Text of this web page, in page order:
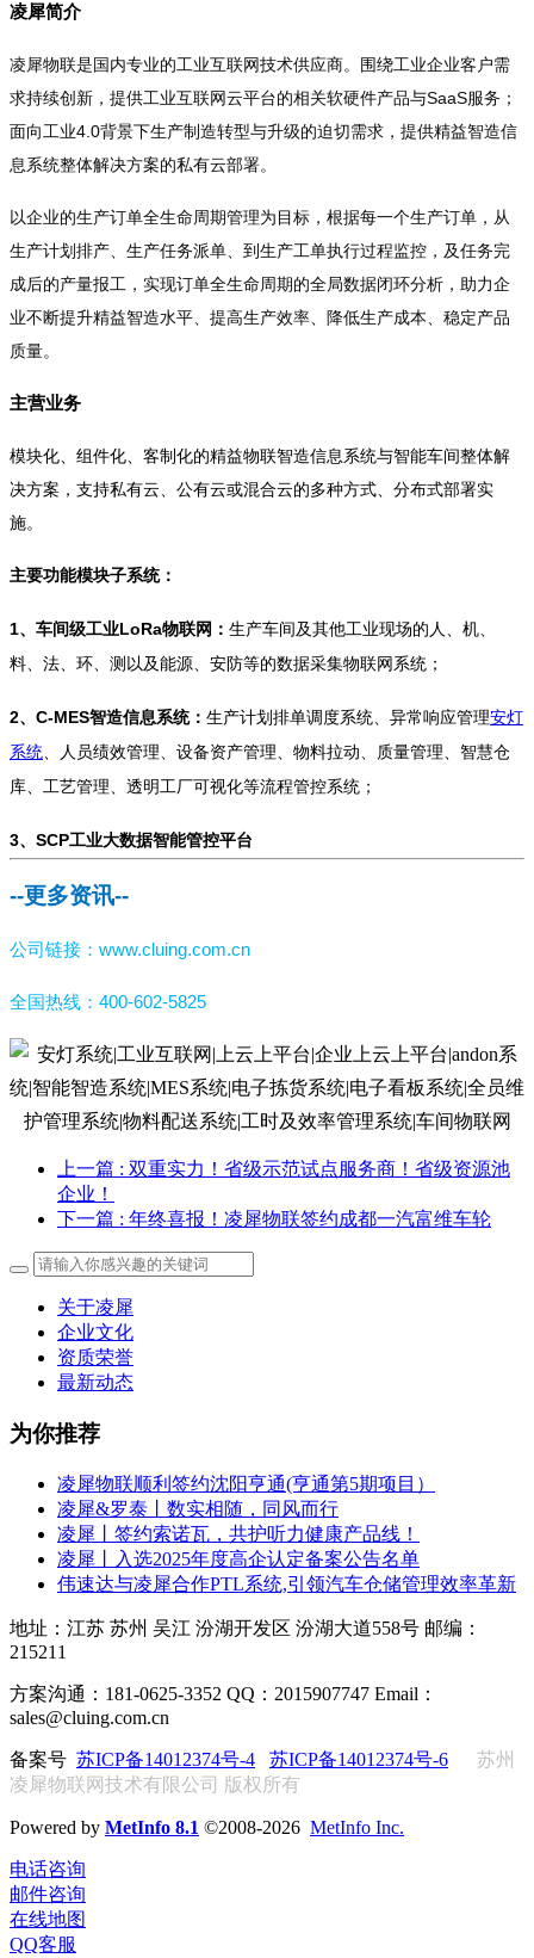
凌犀简介
凌犀物联是国内专业的工业互联网技术供应商。围绕工业企业客户需
求持续创新，提供工业互联网云平台的相关软硬件产品与SaaS服务；
面向工业4.0背景下生产制造转型与升级的迫切需求，提供精益智造信
息系统整体解决方案的私有云部署。
以企业的生产订单全生命周期管理为目标，根据每一个生产订单，从
生产计划排产、生产任务派单、到生产工单执行过程监控，及任务完
成后的产量报工，实现订单全生命周期的全局数据闭环分析，助力企
业不断提升精益智造水平、提高生产效率、降低生产成本、稳定产品
质量。
主营业务
模块化、组件化、客制化的精益物联智造信息系统与智能车间整体解
决方案，支持私有云、公有云或混合云的多种方式、分布式部署实
施。
主要功能模块子系统：
1、车间级工业LoRa物联网： 生产车间及其他工业现场的人、机、
料、法、环、测以及能源、安防等的数据采集物联网系统；
2、C-MES智造信息系统： 生产计划排单调度系统、异常响应管理安灯
系统 、人员绩效管理、设备资产管理、物料拉动、质量管理、智慧仓
库、工艺管理、透明工厂可视化等流程管控系统；
3、SCP工业大数据智能管控平台
--更多资讯--
公司链接：www.cluing.com.cn
全国热线：400-602-5825
上一篇 : 双重实力！省级示范试点服务商！省级资源池
企业！
下一篇 : 年终喜报！凌犀物联签约成都一汽富维车轮
关于凌犀
企业文化
资质荣誉
最新动态
为你推荐
凌犀物联顺利签约沈阳亨通(亨通第5期项目）
凌犀&罗泰丨数实相随，同风而行
凌犀丨签约索诺瓦，共护听力健康产品线！
凌犀丨入选2025年度高企认定备案公告名单
伟速达与凌犀合作PTL系统,引领汽车仓储管理效率革新
地址：江苏 苏州 吴江 汾湖开发区 汾湖大道558号 邮编：
215211
方案沟通：181-0625-3352 QQ：2015907747 Email：
sales@cluing.com.cn
备案号 苏ICP备14012374号-4 苏ICP备14012374号-6
苏州
凌犀物联网技术有限公司 版权所有
Powered by MetInfo 8.1 ©2008-2026 MetInfo Inc.
电话咨询
邮件咨询
在线地图
QQ客服